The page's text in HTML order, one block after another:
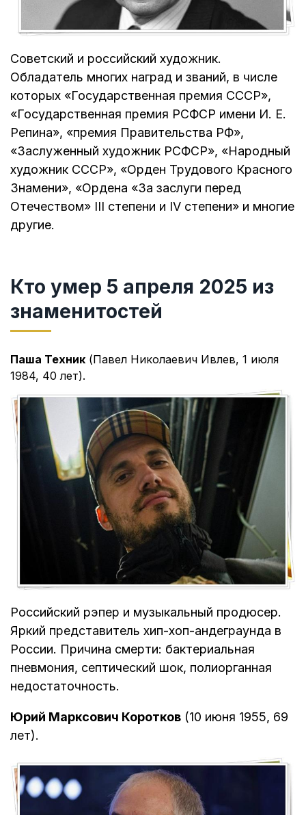
Советский и российский художник.
Обладатель многих наград и званий, в числе
которых «Государственная премия СССР»,
«Государственная премия РСФСР имени И. Е.
Репина», «премия Правительства РФ»,
«Заслуженный художник РСФСР», «Народный
художник СССР», «Орден Трудового Красного
Знамени», «Ордена «За заслуги перед
Отечеством» III степени и IV степени» и многие
другие.
Кто умер 5 апреля 2025 из
знаменитостей
Паша Техник (Павел Николаевич Ивлев, 1 июля
1984, 40 лет).
Российский рэпер и музыкальный продюсер.
Яркий представитель хип-хоп-андеграунда в
России. Причина смерти: бактериальная
пневмония, септический шок, полиорганная
недостаточность.
Юрий Марксович Коротков (10 июня 1955, 69
лет).